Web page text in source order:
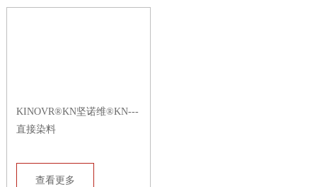
KINOVR®KN坚诺维®KN---
直接染料
查看更多